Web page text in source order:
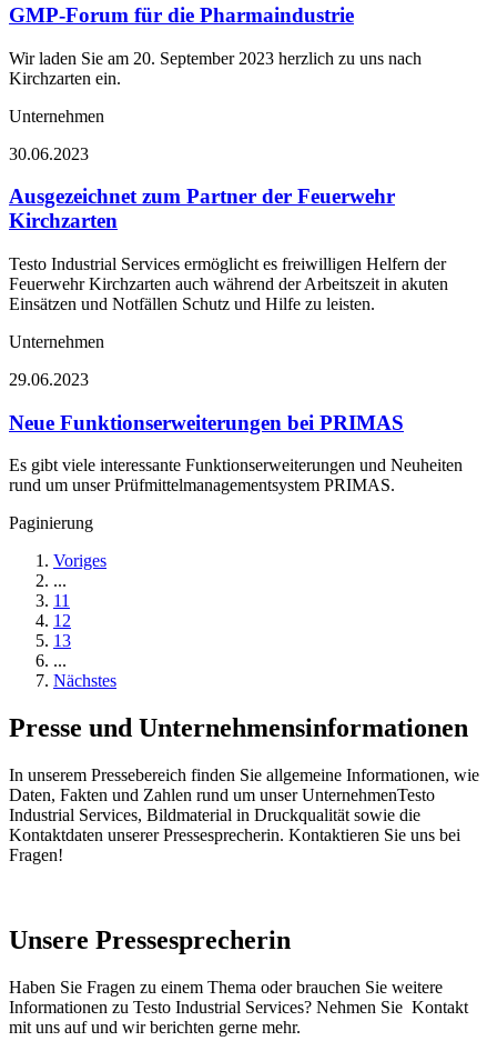
GMP-Forum für die Pharmaindustrie
Wir laden Sie am 20. September 2023 herzlich zu uns nach
Kirchzarten ein.
Unternehmen
30.06.2023
Ausgezeichnet zum Partner der Feuerwehr
Kirchzarten
Testo Industrial Services ermöglicht es freiwilligen Helfern der
Feuerwehr Kirchzarten auch während der Arbeitszeit in akuten
Einsätzen und Notfällen Schutz und Hilfe zu leisten.
Unternehmen
29.06.2023
Neue Funktionserweiterungen bei PRIMAS
Es gibt viele interessante Funktionserweiterungen und Neuheiten
rund um unser Prüfmittelmanagementsystem PRIMAS.
Paginierung
Voriges
...
11
12
13
...
Nächstes
Presse und Unternehmensinformationen
In unserem Pressebereich finden Sie allgemeine Informationen, wie
Daten, Fakten und Zahlen rund um unser UnternehmenTesto
Industrial Services, Bildmaterial in Druckqualität sowie die
Kontaktdaten unserer Pressesprecherin. Kontaktieren Sie uns bei
Fragen!
Unsere Pressesprecherin
Haben Sie Fragen zu einem Thema oder brauchen Sie weitere
Informationen zu Testo Industrial Services? Nehmen Sie Kontakt
mit uns auf und wir berichten gerne mehr.